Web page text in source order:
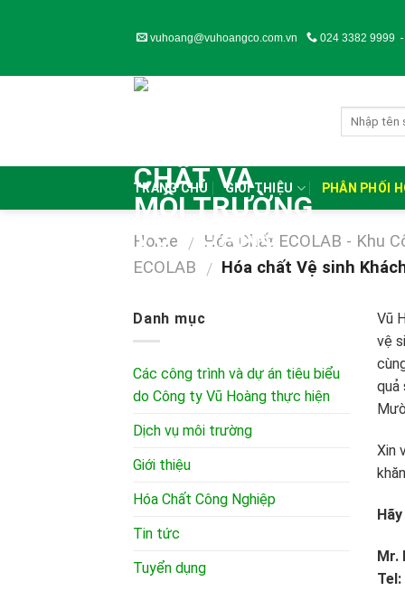
vuhoang@vuhoangco.com.vn 024 3382 9999 -
TRANG CHỦ GIỚI THIỆU PHÂN PHỐI
Home / Hóa Chất ECOLAB - Khu
ECOLAB
/ Hóa chất Vệ sinh
Danh mục
Các công trình và dự án tiêu biểu
do Công ty Vũ Hoàng thực hiện
Dịch vụ môi trường
Giới thiệu
Hóa Chất Công Nghiệp
Tin tức
Tuyển dụng
Vũ
vệ
quả
Xin
Mr.
Tel: